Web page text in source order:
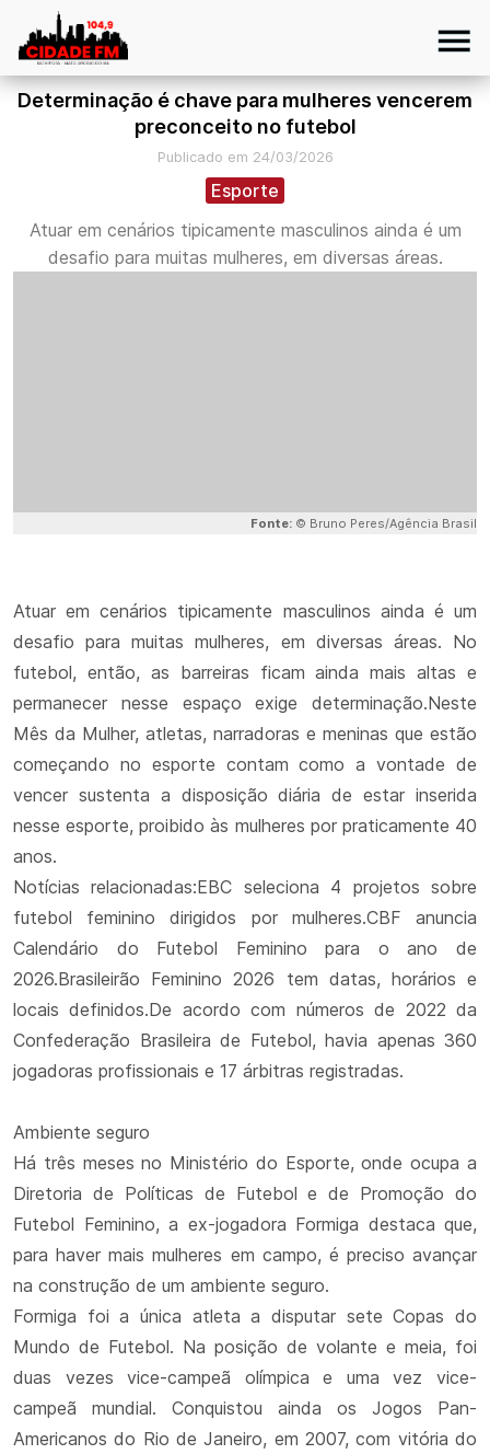
Determinação é chave para mulheres vencerem
preconceito no futebol
Publicado em 24/03/2026
Esporte
Atuar em cenários tipicamente masculinos ainda é um
desafio para muitas mulheres, em diversas áreas.
Fonte: © Bruno Peres/Agência Brasil
Atuar em cenários tipicamente masculinos ainda é um
desafio para muitas mulheres, em diversas áreas. No
futebol, então, as barreiras ficam ainda mais altas e
permanecer nesse espaço exige determinação.Neste
Mês da Mulher, atletas, narradoras e meninas que estão
começando no esporte contam como a vontade de
vencer sustenta a disposição diária de estar inserida
nesse esporte, proibido às mulheres por praticamente 40
anos.
Notícias relacionadas:EBC seleciona 4 projetos sobre
futebol feminino dirigidos por mulheres.CBF anuncia
Calendário do Futebol Feminino para o ano de
2026.Brasileirão Feminino 2026 tem datas, horários e
locais definidos.De acordo com números de 2022 da
Confederação Brasileira de Futebol, havia apenas 360
jogadoras profissionais e 17 árbitras registradas.
Ambiente seguro
Há três meses no Ministério do Esporte, onde ocupa a
Diretoria de Políticas de Futebol e de Promoção do
Futebol Feminino, a ex-jogadora Formiga destaca que,
para haver mais mulheres em campo, é preciso avançar
na construção de um ambiente seguro.
Formiga foi a única atleta a disputar sete Copas do
Mundo de Futebol. Na posição de volante e meia, foi
duas vezes vice-campeã olímpica e uma vez vice-
campeã mundial. Conquistou ainda os Jogos Pan-
Americanos do Rio de Janeiro, em 2007, com vitória do